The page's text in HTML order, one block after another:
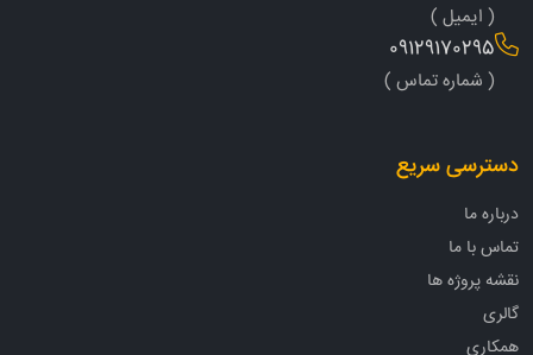
( ایمیل )
09129170295
( شماره تماس )
دسترسی سریع
درباره ما
تماس با ما
نقشه پروژه ها
گالری
همکاری